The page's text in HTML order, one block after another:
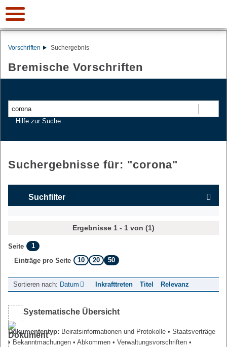
Vorschriften Suchergebnis
Bremische Vorschriften
Hilfe zur Suche
Suchergebnisse für: "corona"
Suchfilter
Ergebnisse 1 - 1 von (1)
Seite
1
Einträge pro Seite
10 20 50
Sortieren nach: Datum Inkrafttreten Titel Relevanz
Systematische Übersicht
Dokumententyp: Beiratsinformationen und Protokolle • Staatsverträge
• Bekanntmachungen • Abkommen • Verwaltungsvorschriften •